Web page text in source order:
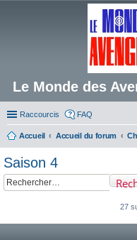
Le Monde des
Raccourcis FAQ
Accueil Accueil du forum
Saison 4
27